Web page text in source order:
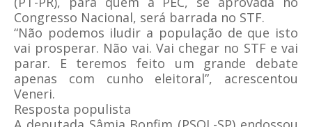
Congresso Nacional, será barrada no STF.
“Não podemos iludir a população de que isto
vai prosperar. Não vai. Vai chegar no STF e vai
parar. E teremos feito um grande debate
apenas com cunho eleitoral”, acrescentou
Veneri.
Resposta populista